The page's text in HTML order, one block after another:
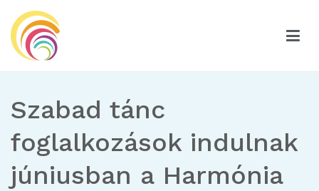
Ugrás
tartalomhoz
Szabad tánc
foglalkozások indulnak
júniusban a Harmónia